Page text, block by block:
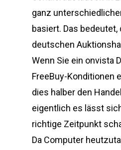
ganz
basiert. Das bedeutet,
deutschen
Wenn Sie ein onvista
FreeBuy-Konditionen
dies halber den
eigentlich es lässt
richtige Zeitpunkt
Da Computer